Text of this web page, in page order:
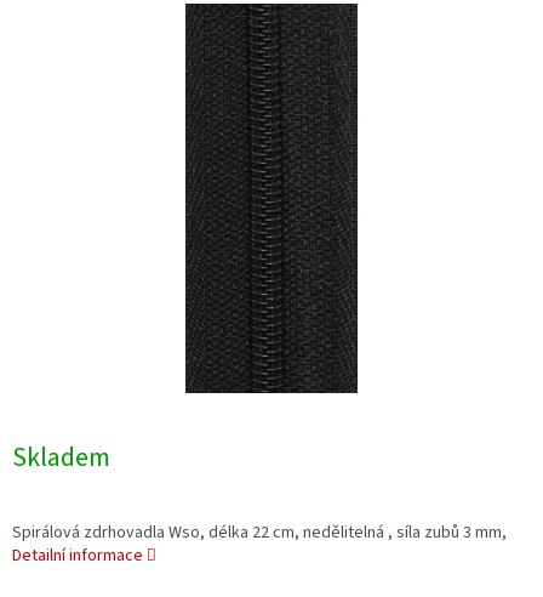
Skladem
Spirálová zdrhovadla Wso, délka 22 cm, nedělitelná , síla zubů 3 mm,
Detailní informace